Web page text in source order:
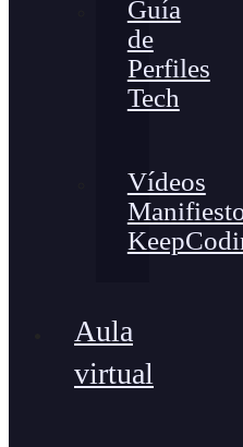
Guía
de
Perfiles
Tech
Vídeos
Aula
virtual